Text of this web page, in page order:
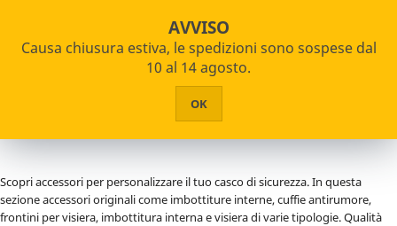

PRODOTTI
CONTATTI
DPI Protezione Individuale
Accessori
Scopri accessori per personalizzare il tuo casco di sicurezza. In questa
sezione accessori originali come imbottiture interne, cuffie antirumore,
frontini per visiera, imbottitura interna e visiera di varie tipologie. Qualità
AVVISO
Causa chiusura estiva, le spedizioni sono sospese dal
10 al 14 agosto.
OK